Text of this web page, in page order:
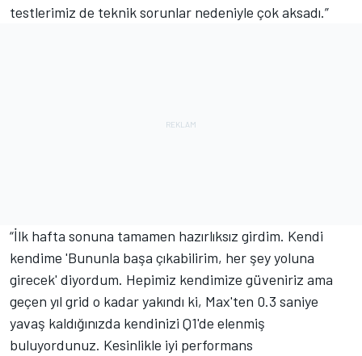
testlerimiz de teknik sorunlar nedeniyle çok aksadı.”
“İlk hafta sonuna tamamen hazırlıksız girdim. Kendi
kendime 'Bununla başa çıkabilirim, her şey yoluna
girecek' diyordum. Hepimiz kendimize güveniriz ama
geçen yıl grid o kadar yakındı ki, Max'ten 0.3 saniye
yavaş kaldığınızda kendinizi Q1'de elenmiş
buluyordunuz. Kesinlikle iyi performans